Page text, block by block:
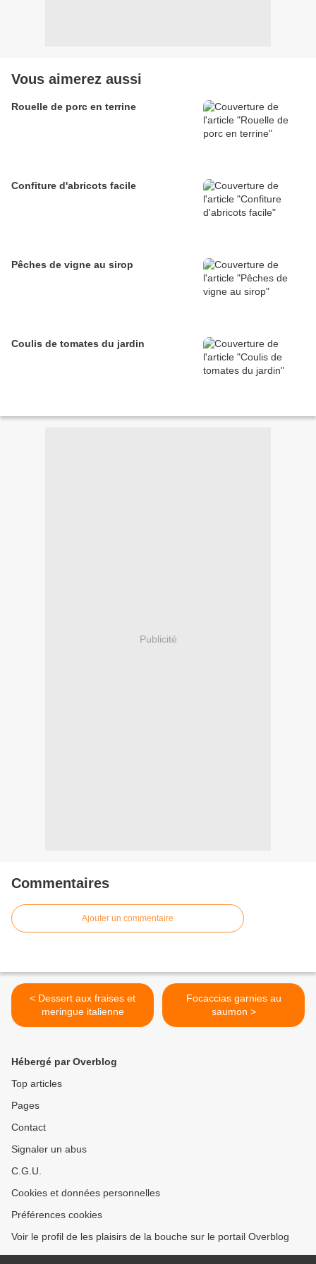
Vous aimerez aussi
Rouelle de porc en terrine
Confiture d'abricots facile
Pêches de vigne au sirop
Coulis de tomates du jardin
Publicité
Commentaires
Ajouter un commentaire
< Dessert aux fraises et
meringue italienne
Focaccias garnies au
saumon >
Hébergé par Overblog
Top articles
Pages
Contact
Signaler un abus
C.G.U.
Cookies et données personnelles
Préférences cookies
Voir le profil de les plaisirs de la bouche sur le portail Overblog